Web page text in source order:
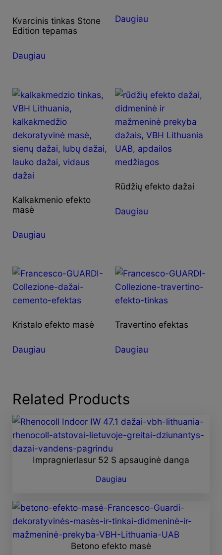
Kvarcinis tinkas Stone
Edition tepamas
Daugiau
Daugiau
Kalkakmenio efekto
masė
Daugiau
Rūdžių efekto dažai
Daugiau
Kristalo efekto masė
Daugiau
Travertino efektas
Daugiau
Related Products
Impragnierlasur 52 S apsauginė danga
Daugiau
Betono efekto masė